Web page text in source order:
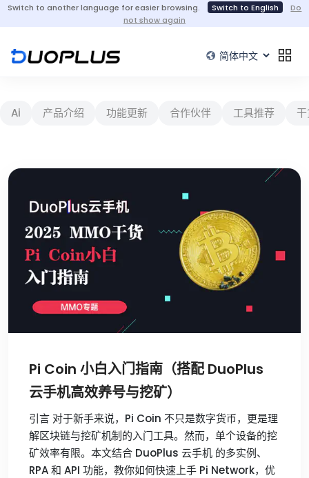
Switch to another language for easier browsing. Switch to English
Do
not show again
Ai 产品介绍 功能更新 合作伙伴 工具推荐
Pi Coin 小白入门指南（搭配 DuoPlus
云手机高效养号与挖矿）
引言 对于新手来说，Pi Coin 不只是数字货币，更是理
解区块链与挖矿机制的入门工具。然而，单个设备的挖
矿效率有限。本文结合 DuoPlus 云手机 的多实例、
RPA 和 API 功能，教你如何快速上手 Pi Network，优